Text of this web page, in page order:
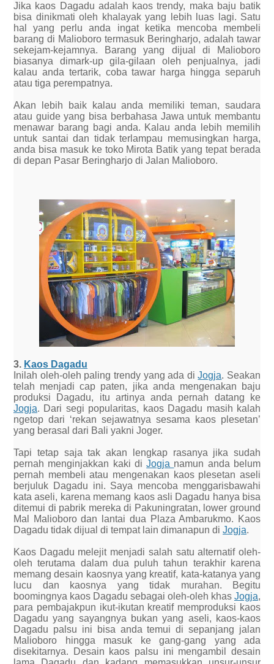
Jika kaos Dagadu adalah kaos trendy, maka baju batik
bisa dinikmati oleh khalayak yang lebih luas lagi. Satu
hal yang perlu anda ingat ketika mencoba membeli
barang di Malioboro termasuk Beringharjo, adalah tawar
sekejam-kejamnya. Barang yang dijual di Malioboro
biasanya dimark-up gila-gilaan oleh penjualnya, jadi
kalau anda tertarik, coba tawar harga hingga separuh
atau tiga perempatnya.
Akan lebih baik kalau anda memiliki teman, saudara
atau guide yang bisa berbahasa Jawa untuk membantu
menawar barang bagi anda. Kalau anda lebih memilih
untuk santai dan tidak terlampau memusingkan harga,
anda bisa masuk ke toko Mirota Batik yang tepat berada
di depan Pasar Beringharjo di Jalan Malioboro.
3. Kaos Dagadu
Inilah oleh-oleh paling trendy yang ada diJogja. Seakan
telah menjadi cap paten, jika anda mengenakan baju
produksi Dagadu, itu artinya anda pernah datang ke
Jogja. Dari segi popularitas, kaos Dagadu masih kalah
ngetop dari ‘rekan sejawatnya sesama kaos plesetan’
yang berasal dari Bali yakni Joger.
Tapi tetap saja tak akan lengkap rasanya jika sudah
pernah menginjakkan kaki diJogja namun anda belum
pernah membeli atau mengenakan kaos plesetan aseli
berjuluk Dagadu ini. Saya mencoba menggarisbawahi
kata aseli, karena memang kaos asli Dagadu hanya bisa
ditemui di pabrik mereka di Pakuningratan, lower ground
Mal Malioboro dan lantai dua Plaza Ambarukmo. Kaos
Dagadu tidak dijual di tempat lain dimanapun di Jogja.
Kaos Dagadu melejit menjadi salah satu alternatif oleh-
oleh terutama dalam dua puluh tahun terakhir karena
memang desain kaosnya yang kreatif, kata-katanya yang
lucu dan kaosnya yang tidak murahan. Begitu
boomingnya kaos Dagadu sebagai oleh-oleh khas Jogja,
para pembajakpun ikut-ikutan kreatif memproduksi kaos
Dagadu yang sayangnya bukan yang aseli, kaos-kaos
Dagadu palsu ini bisa anda temui di sepanjang jalan
Malioboro hingga masuk ke gang-gang yang ada
disekitarnya. Desain kaos palsu ini mengambil desain